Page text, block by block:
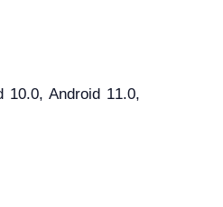
10.0, Android 11.0,